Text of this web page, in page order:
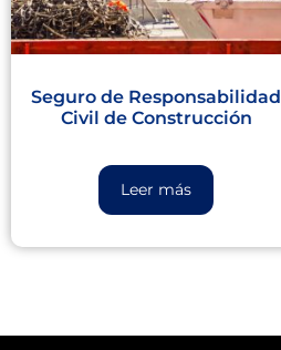
Seguro de Responsabilidad
Civil de Construcción
Leer más